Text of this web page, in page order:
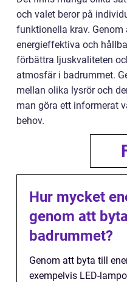
och valet beror på
funktionella krav.
energieffektiva och
förbättra ljuskvaliteten
atmosfär i badrummet.
mellan olika lysrör och
man göra ett informerat
behov.
Hur mycket
genom att
badrummet?
Genom att byta till
exempelvis LED-